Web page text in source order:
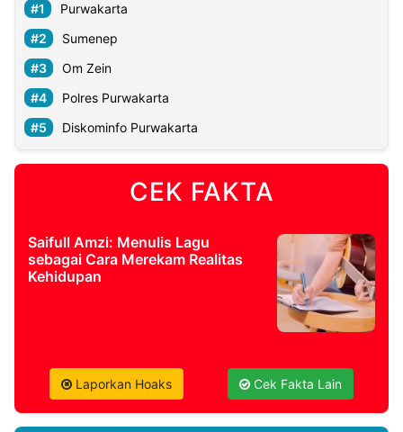
Purwakarta
Sumenep
Om Zein
Polres Purwakarta
Diskominfo Purwakarta
CEK FAKTA
Saifull Amzi: Menulis Lagu
sebagai Cara Merekam Realitas
Kehidupan
Laporkan Hoaks Cek Fakta Lain